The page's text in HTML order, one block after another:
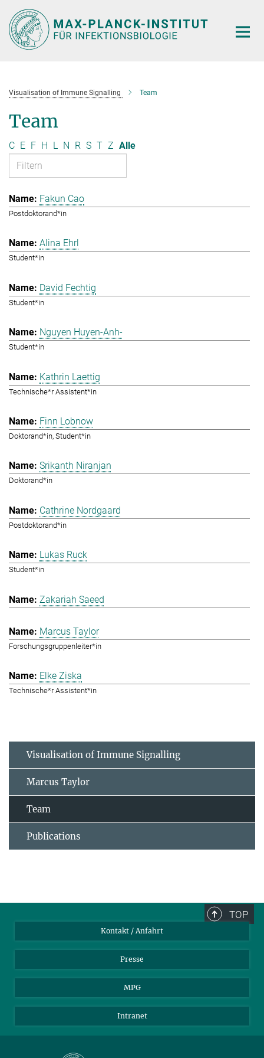
Hauptinhalt
Visualisation of Immune Signalling Team
Team
C E F H L N R S T Z Alle
Fakun Cao
Postdoktorand*in
Alina Ehrl
Student*in
David Fechtig
Student*in
Nguyen Huyen-Anh-
Student*in
Kathrin Laettig
Technische*r Assistent*in
Finn Lobnow
Doktorand*in, Student*in
Srikanth Niranjan
Doktorand*in
Cathrine Nordgaard
Postdoktorand*in
Lukas Ruck
Student*in
Zakariah Saeed
Marcus Taylor
Forschungsgruppenleiter*in
Elke Ziska
Technische*r Assistent*in
Visualisation of Immune Signalling
Marcus Taylor
Team
Publications
TOP
Kontakt / Anfahrt
Presse
MPG
Intranet